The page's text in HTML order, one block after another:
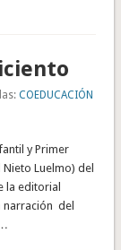
COEDUCACIÓN
y Primer
Luelmo) del
la editorial
narración del